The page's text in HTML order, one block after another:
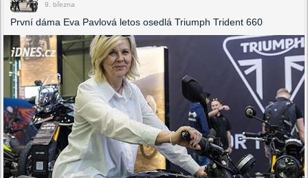
9. března
První dáma Eva Pavlová letos osedlá Triumph Trident 660